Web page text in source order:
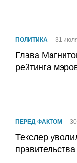
ПОЛИТИКА 31
Глава
рейтинга
ПЕРЕД ФАКТОМ
Текслер